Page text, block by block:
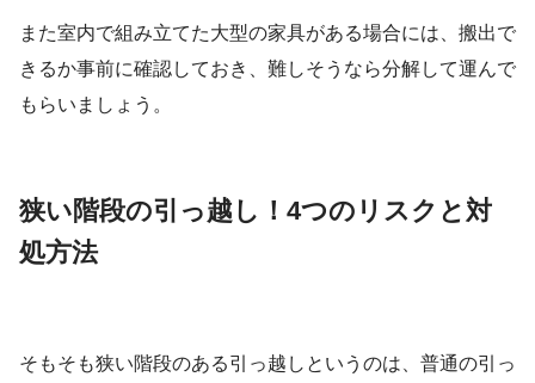
また室内で組み立てた大型の家具がある場合には、搬出で
きるか事前に確認しておき、難しそうなら分解して運んで
もらいましょう。
狭い階段の引っ越し！4つのリスクと対
処方法
そもそも狭い階段のある引っ越しというのは、普通の引っ